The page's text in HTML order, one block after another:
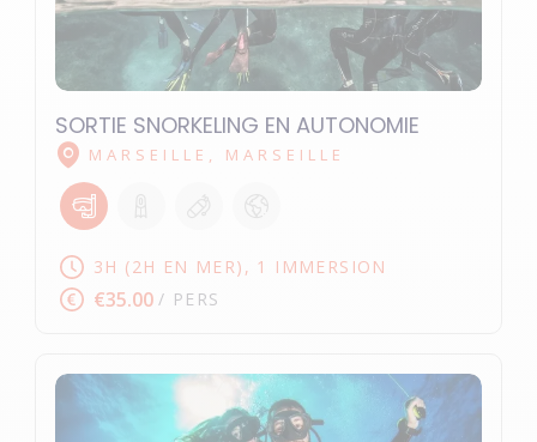
SORTIE SNORKELING EN AUTONOMIE
MARSEILLE, MARSEILLE
3H (2H EN MER), 1 IMMERSION
€35.00 / PERS